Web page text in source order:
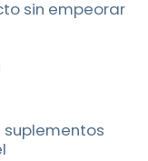
sin empeorar
suplementos